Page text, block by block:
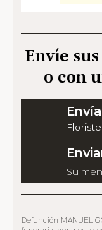
Envíe
o con
Su
Defunción MANUEL